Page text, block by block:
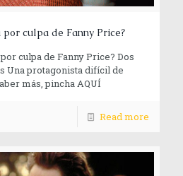
por culpa de Fanny Price?
culpa de Fanny Price? Dos
Una protagonista difícil de
más, pincha AQUÍ
Read more